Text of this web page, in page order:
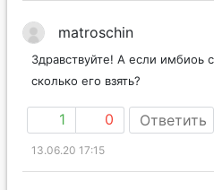
matroschin
Здравствуйте! А если имбиоь
сколько его взять?
1 0 Ответить
13.06.20 17:15